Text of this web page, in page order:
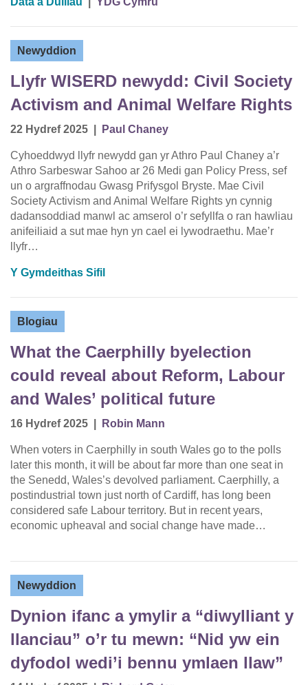
Newyddion
Llyfr WISERD newydd: Civil Society
Activism and Animal Welfare Rights
22 Hydref 2025 Paul Chaney
Cyhoeddwyd llyfr newydd gan yr Athro Paul Chaney a’r
Athro Sarbeswar Sahoo ar 26 Medi gan Policy Press, sef
un o argraffnodau Gwasg Prifysgol Bryste. Mae Civil
Society Activism and Animal Welfare Rights yn cynnig
dadansoddiad manwl ac amserol o’r sefyllfa o ran hawliau
anifeiliaid a sut mae hyn yn cael ei lywodraethu. Mae’r
llyfr…
Y Gymdeithas Sifil
Blogiau
What the Caerphilly byelection
could reveal about Reform, Labour
and Wales’ political future
16 Hydref 2025 Robin Mann
When voters in Caerphilly in south Wales go to the polls
later this month, it will be about far more than one seat in
the Senedd, Wales’s devolved parliament. Caerphilly, a
postindustrial town just north of Cardiff, has long been
considered safe Labour territory. But in recent years,
economic upheaval and social change have made…
Newyddion
Dynion ifanc a ymylir a “diwylliant y
llanciau” o’r tu mewn: “Nid yw ein
dyfodol wedi’i bennu ymlaen llaw”